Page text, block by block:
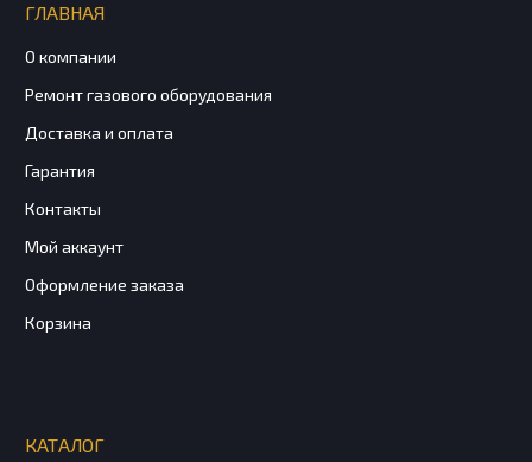
ГЛАВНАЯ
О компании
Ремонт газового оборудования
Доставка и оплата
Гарантия
Контакты
Мой аккаунт
Оформление заказа
Корзина
КАТАЛОГ